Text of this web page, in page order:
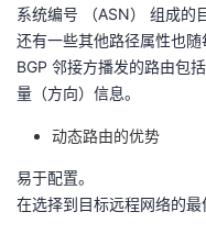
系统编号 （ASN） 组成的
还有一些其他路径属性也
BGP 邻接方播发的路由包
量（方向）信息。
动态路由的优势
易于配置。
在选择到目标远程网络的最